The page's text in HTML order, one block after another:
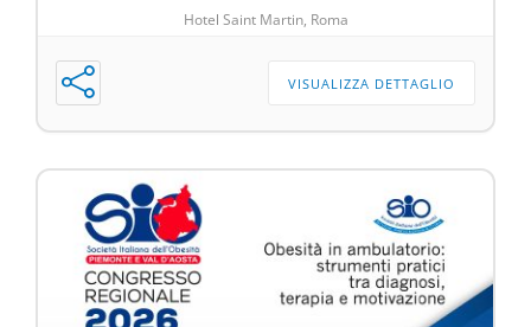
Hotel Saint Martin, Roma
VISUALIZZA DETTAGLIO